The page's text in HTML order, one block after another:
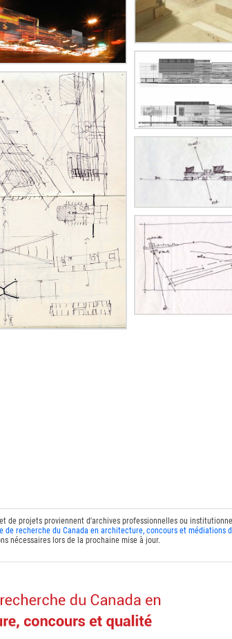
de projets proviennent d'archives professionnelles ou
de recherche du Canada en architecture, concours et médiations
nécessaires lors de la prochaine mise à jour.